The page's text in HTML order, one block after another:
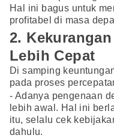
Hal ini bagus untuk
profitabel di masa
2.
Lebih Cepat
Di samping
pada proses
- Adanya pengenaan
lebih awal. Hal ini
itu, selalu cek
dahulu.